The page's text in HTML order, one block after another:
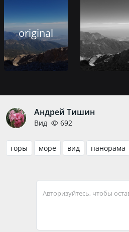
original
Андрей Тишин
Вид 692
горы море вид панорама